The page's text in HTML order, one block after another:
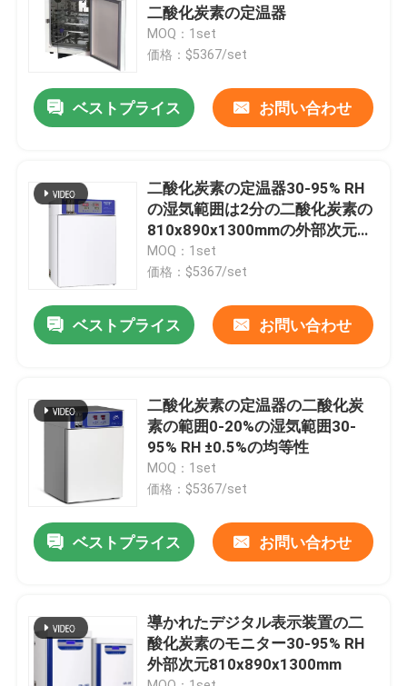
企業情報
会社案内
二酸化炭素の定温器
MOQ：1set
価格：$5367/set
ベストプライス お問い合わせ
二酸化炭素の定温器30-95% RH
の湿気範囲は2分の二酸化炭素の
810x890x1300mmの外部次元を
回復時間
MOQ：1set
価格：$5367/set
ベストプライス お問い合わせ
二酸化炭素の定温器の二酸化炭
素の範囲0-20%の湿気範囲30-
95% RH ±0.5%の均等性
MOQ：1set
価格：$5367/set
ベストプライス お問い合わせ
導かれたデジタル表示装置の二
酸化炭素のモニター30-95% RH
外部次元810x890x1300mm